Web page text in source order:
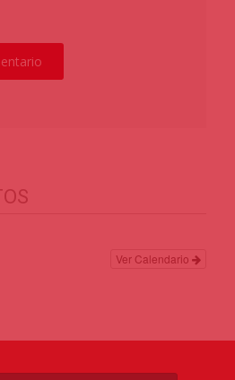
Ver Calendario